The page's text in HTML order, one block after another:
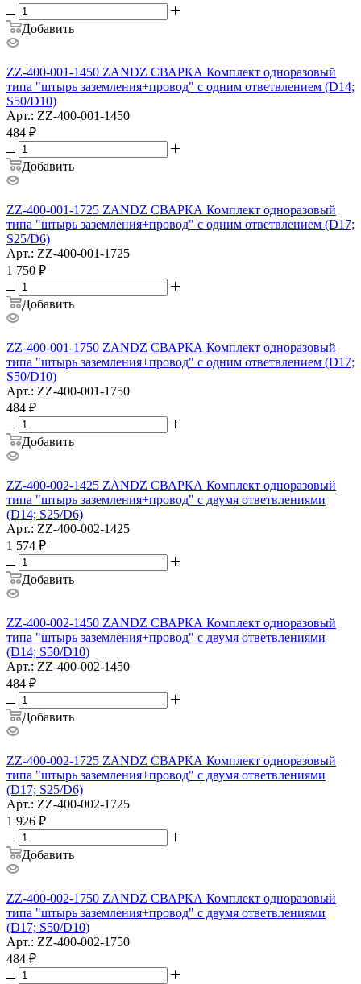
Добавить
ZZ-400-001-1450 ZANDZ СВАРКА Комплект одноразовый
типа "штырь заземления+провод" с одним ответвлением (D14;
S50/D10)
Арт.: ZZ-400-001-1450
484 ₽
Добавить
ZZ-400-001-1725 ZANDZ СВАРКА Комплект одноразовый
типа "штырь заземления+провод" с одним ответвлением (D17;
S25/D6)
Арт.: ZZ-400-001-1725
1 750 ₽
Добавить
ZZ-400-001-1750 ZANDZ СВАРКА Комплект одноразовый
типа "штырь заземления+провод" с одним ответвлением (D17;
S50/D10)
Арт.: ZZ-400-001-1750
484 ₽
Добавить
ZZ-400-002-1425 ZANDZ СВАРКА Комплект одноразовый
типа "штырь заземления+провод" с двумя ответвлениями
(D14; S25/D6)
Арт.: ZZ-400-002-1425
1 574 ₽
Добавить
ZZ-400-002-1450 ZANDZ СВАРКА Комплект одноразовый
типа "штырь заземления+провод" с двумя ответвлениями
(D14; S50/D10)
Арт.: ZZ-400-002-1450
484 ₽
Добавить
ZZ-400-002-1725 ZANDZ СВАРКА Комплект одноразовый
типа "штырь заземления+провод" с двумя ответвлениями
(D17; S25/D6)
Арт.: ZZ-400-002-1725
1 926 ₽
Добавить
ZZ-400-002-1750 ZANDZ СВАРКА Комплект одноразовый
типа "штырь заземления+провод" с двумя ответвлениями
(D17; S50/D10)
Арт.: ZZ-400-002-1750
484 ₽